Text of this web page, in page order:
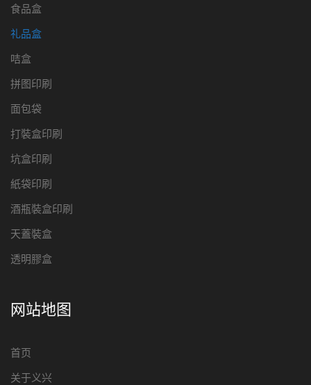
食品盒
礼品盒
咭盒
拼图印刷
面包袋
打裝盒印刷
坑盒印刷
紙袋印刷
酒瓶裝盒印刷
天蓋裝盒
透明膠盒
网站地图
首页
关于义兴